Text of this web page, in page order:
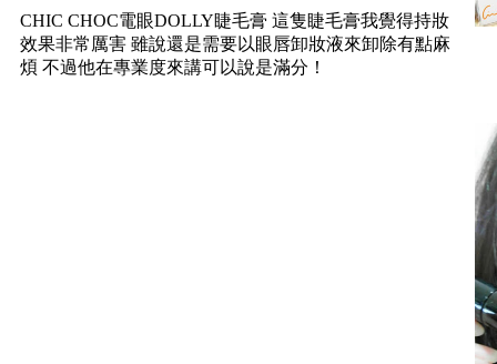
CHIC CHOC電眼DOLLY睫毛膏 這隻睫毛膏我覺得持妝
效果非常厲害 雖說還是需要以眼唇卸妝液來卸除有點麻
煩 不過他在專業度來講可以說是滿分！